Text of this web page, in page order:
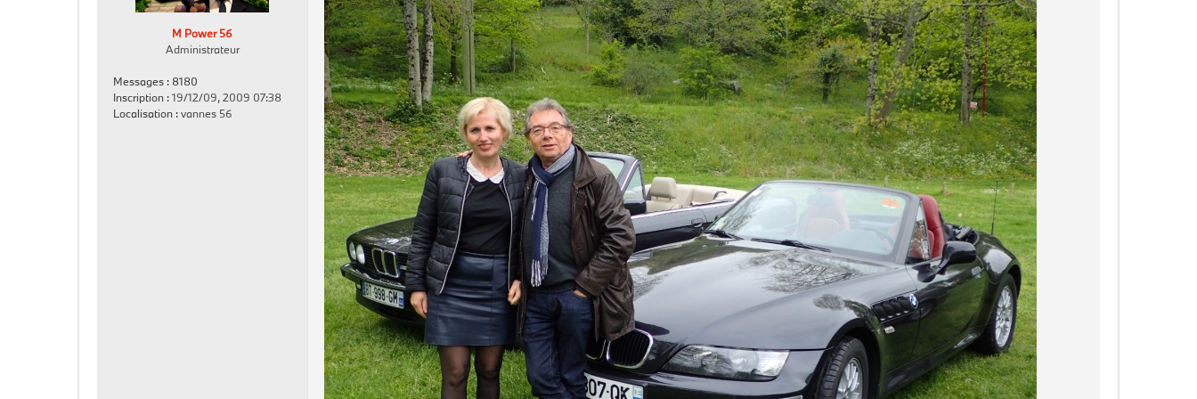
M Power 56
Administrateur
Messages : 8180
Inscription :19/12/09, 2009 07:38
Localisation :vannes 56
s
a
g
e